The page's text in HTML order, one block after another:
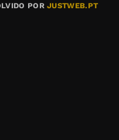
PORJUSTWEB.PT